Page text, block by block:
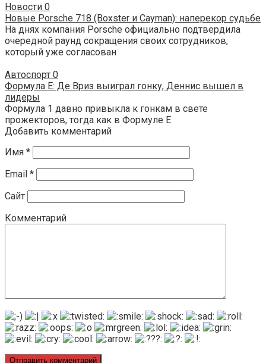
Новости 0
Новые Porsche 718 (Boxster и Cayman): наперекор судьбе
На днях компания Porsche официально подтвердила
очередной раунд сокращения своих сотрудников,
который уже согласован
Автоспорт 0
Формула E: Де Вриз выиграл гонку, Деннис вышел в
лидеры
Формула 1 давно привыкла к гонкам в свете
прожекторов, тогда как в Формуле E
Добавить комментарий
Имя *
Email *
Сайт
Комментарий